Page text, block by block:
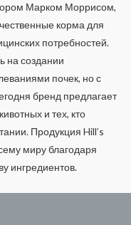
Марком Моррисом,
корма для
потребностей.
на создании
почек, но с
бренд предлагает
и тех, кто
Продукция Hill’s
миру благодаря
ингредиентов.